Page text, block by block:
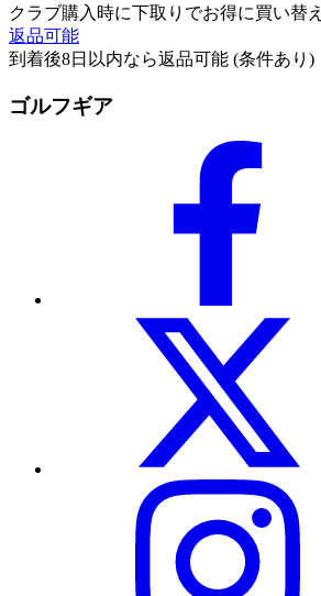
クラブ購入時に下取りでお得に買い替え
返品可能
到着後8日以内なら返品可能 (条件あり)
ゴルフギア